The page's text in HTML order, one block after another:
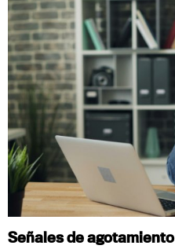
Señales de agotamiento